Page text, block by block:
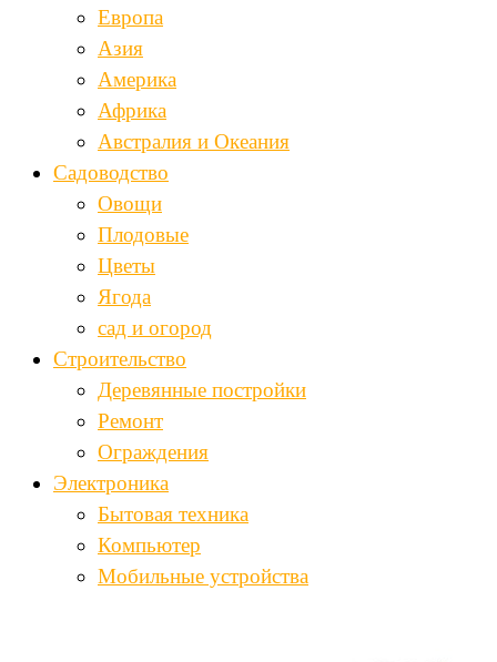
Европа
Азия
Америка
Африка
Австралия и Океания
Садоводство
Овощи
Плодовые
Цветы
Ягода
сад и огород
Строительство
Деревянные постройки
Ремонт
Ограждения
Электроника
Бытовая техника
Компьютер
Мобильные устройства